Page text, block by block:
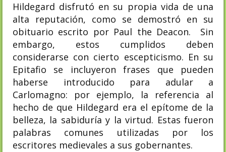
Hildegard disfrutó en su propia vida de una
alta reputación, como se demostró en su
obituario escrito por Paul the Deacon. Sin
embargo, estos cumplidos deben
considerarse con cierto escepticismo. En su
Epitafio se incluyeron frases que pueden
haberse introducido para adular a
Carlomagno: por ejemplo, la referencia al
hecho de que Hildegard era el epítome de la
belleza, la sabiduría y la virtud. Estas fueron
palabras comunes utilizadas por los
escritores medievales a sus gobernantes.